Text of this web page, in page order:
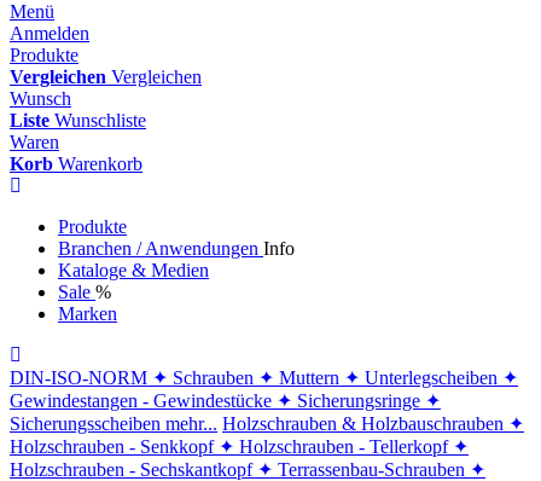
Menü
Anmelden
Produkte
Vergleichen Vergleichen
Wunsch
Liste Wunschliste
Waren
Korb Warenkorb
Produkte
Branchen / Anwendungen Info
Kataloge & Medien
Sale %
Marken
DIN-ISO-NORM ✦ Schrauben ✦ Muttern ✦ Unterlegscheiben ✦
Gewindestangen - Gewindestücke ✦ Sicherungsringe ✦
Sicherungsscheiben mehr... Holzschrauben & Holzbauschrauben ✦
Holzschrauben - Senkkopf ✦ Holzschrauben - Tellerkopf ✦
Holzschrauben - Sechskantkopf ✦ Terrassenbau-Schrauben ✦